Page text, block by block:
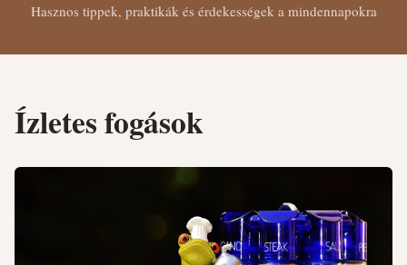
Hasznos tippek, praktikák és érdekességek a mindennapokra
Ízletes fogások